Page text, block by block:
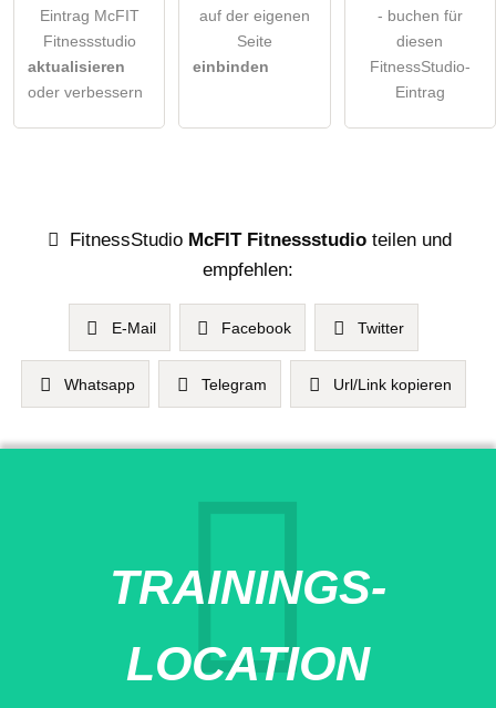
Eintrag McFIT
Fitnessstudio
aktualisieren
oder verbessern
auf der eigenen
Seite
einbinden
- buchen für
diesen
FitnessStudio-
Eintrag
FitnessStudio McFIT Fitnessstudio teilen und
empfehlen:
E-Mail Facebook Twitter
Whatsapp Telegram Url/Link kopieren
TRAININGS-
LOCATION